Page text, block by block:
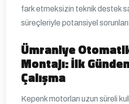
fark etmeksizin teknik destek
süreçleriyle potansiyel
Ümraniye
Montajı: İlk
Çalışma
Kepenk motorları uzun süreli